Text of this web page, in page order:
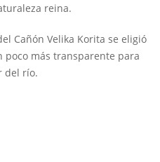
reina.
Cañón Velika Korita se eligió
más transparente para
del río.